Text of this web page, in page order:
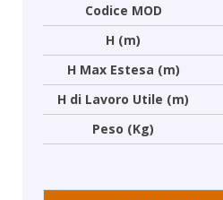
Codice MOD
H (m)
H Max Estesa (m)
H di Lavoro Utile (m)
Peso (Kg)